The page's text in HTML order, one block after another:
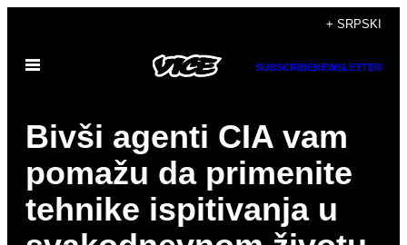
садржај
+ SRPSKI
Otvori
SUBSCRIBENEWSLETTER
Bivši agenti CIA vam
pomažu da primenite
tehnike ispitivanja u